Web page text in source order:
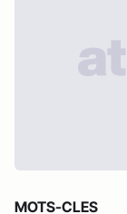
MOTS-CLES